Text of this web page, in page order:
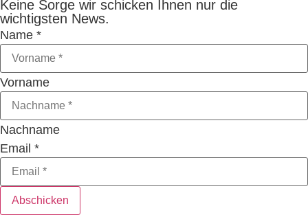
Keine Sorge wir schicken Ihnen nur die
wichtigsten News.
Name *
Vorname
Nachname
Email *
Abschicken